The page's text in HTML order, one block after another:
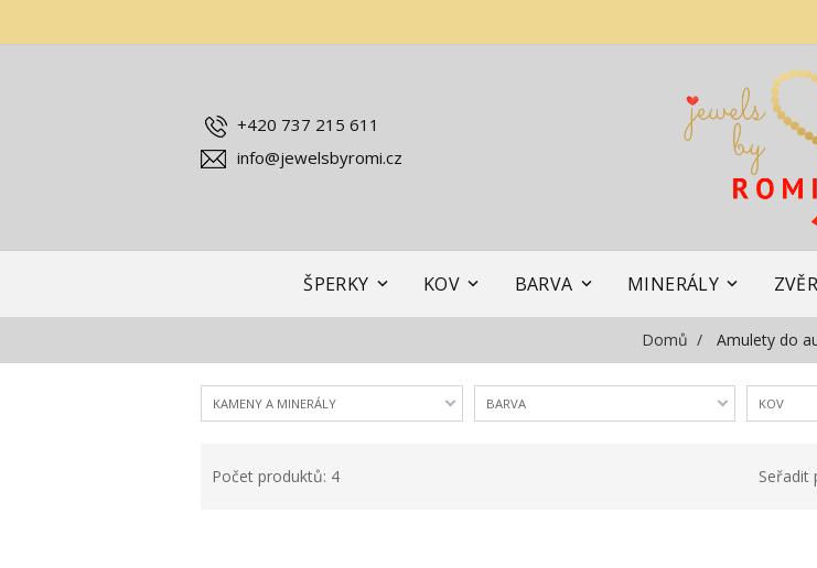
+420 737 215 611
info@jewelsbyromi.cz
ŠPERKY KOV BARVA MINERÁLY
Domů Amulety do
KAMENY A MINERÁLY BARVA KOV
Počet produktů: 4 Seřadit